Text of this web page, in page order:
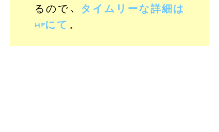
るので、
タイムリーな詳細は
HPにて 。